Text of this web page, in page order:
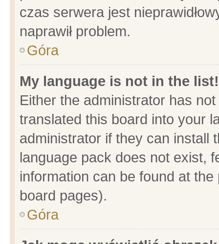
czas serwera jest
naprawił problem.
Góra
My language is not in the list!
Either the administrator has
translated this board into your
administrator if they can install
language pack does not exist,
information can be found at
board pages).
Góra